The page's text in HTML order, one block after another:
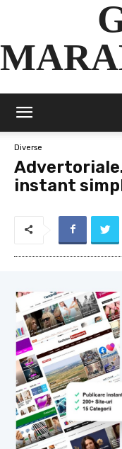
Diverse
instant